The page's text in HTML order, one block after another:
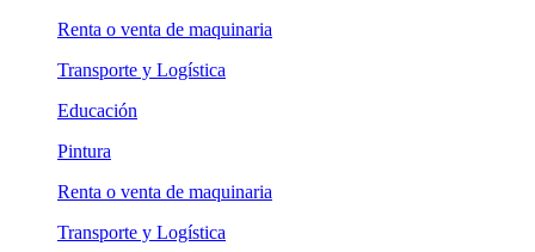
Renta o venta de maquinaria
Transporte y Logística
Educación
Pintura
Renta o venta de maquinaria
Transporte y Logística